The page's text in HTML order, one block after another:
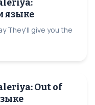
языке
They'll give you the
Out of